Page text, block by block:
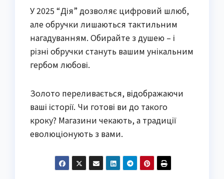
У 2025 “Дія” дозволяє цифровий шлюб,
але обручки лишаються тактильним
нагадуванням. Обирайте з душею – і
різні обручки стануть вашим унікальним
гербом любові.
Золото переливається, відображаючи
ваші історії. Чи готові ви до такого
кроку? Магазини чекають, а традиції
еволюціонують з вами.